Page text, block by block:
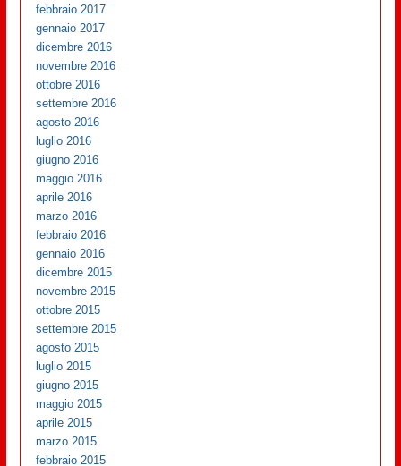
febbraio 2017
gennaio 2017
dicembre 2016
novembre 2016
ottobre 2016
settembre 2016
agosto 2016
luglio 2016
giugno 2016
maggio 2016
aprile 2016
marzo 2016
febbraio 2016
gennaio 2016
dicembre 2015
novembre 2015
ottobre 2015
settembre 2015
agosto 2015
luglio 2015
giugno 2015
maggio 2015
aprile 2015
marzo 2015
febbraio 2015